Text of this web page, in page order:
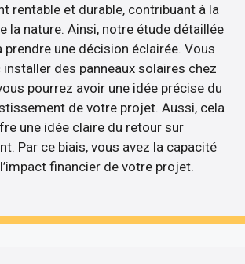
rentable et durable, contribuant à la
la nature. Ainsi, notre étude détaillée
prendre une décision éclairée. Vous
des panneaux solaires chez
pourrez avoir une idée précise du
de votre projet. Aussi, cela
une idée claire du retour sur
Par ce biais, vous avez la capacité
l’impact financier de votre projet.